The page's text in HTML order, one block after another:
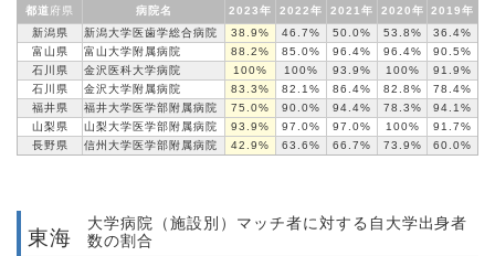
都道府県 病院名 2023年 2022年 2021年 2020年
2019年
新潟県
新潟大学医歯学総合病院 38.9% 46.7% 50.0% 53.8%
36.4%
富山県
富山大学附属病院 88.2% 85.0% 96.4% 96.4%
90.5%
石川県
金沢医科大学病院 100% 100% 93.9% 100%
91.9%
石川県
金沢大学附属病院 83.3% 82.1% 86.4% 82.8%
78.4%
福井県
福井大学医学部附属病院 75.0% 90.0% 94.4% 78.3%
94.1%
山梨県
山梨大学医学部附属病院 93.9% 97.0% 97.0% 100%
91.7%
長野県
信州大学医学部附属病院 42.9% 63.6% 66.7% 73.9% 60.0%
東海
大学病院（施設別）マッチ者に対する自大学出身者
数の割合